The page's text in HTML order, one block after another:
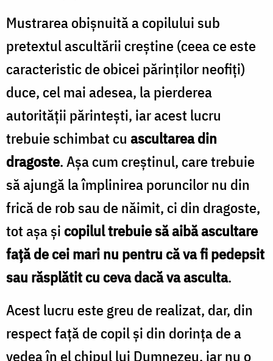
Mustrarea obişnuită a copilului sub
pretextul ascultării creştine (ceea ce este
caracteristic de obicei părinţilor neofiţi)
duce, cel mai adesea, la pierderea
autorităţii părinteşti, iar acest lucru
trebuie schimbat cu ascultarea din
dragoste. Aşa cum creştinul, care trebuie
să ajungă la împlinirea poruncilor nu din
frică de rob sau de năimit, ci din dragoste,
tot aşa şicopilul trebuie să aibă ascultare
faţă de cei mari nu pentru că va fi pedepsit
sau răsplătit cu ceva dacă va asculta.
Acest lucru este greu de realizat, dar, din
respect faţă de copil şi din dorinţa de a
vedea în el chipul lui Dumnezeu, iar nu o